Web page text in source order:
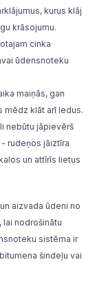
kurus klāj
krāsojumu.
cinka
ūdensnoteku
maiņās, gan
mēdz klāt arī ledus.
nebūtu jāpievērš
rudeņos jāiztīra
un attīrīs lietus
aizvada ūdeni no
nodrošinātu
sistēma ir
šindeļu vai